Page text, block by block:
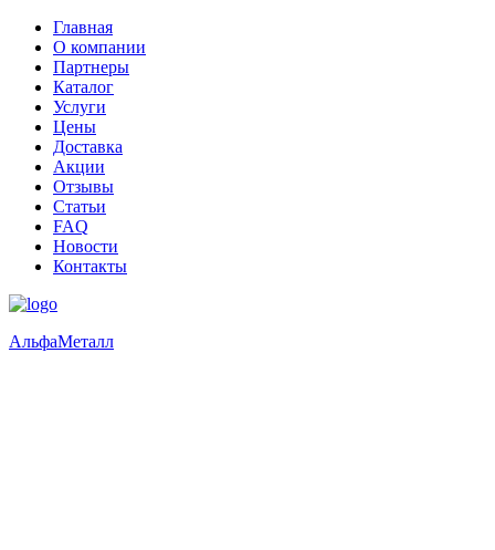
Главная
О компании
Партнеры
Каталог
Услуги
Цены
Доставка
Акции
Отзывы
Статьи
FAQ
Новости
Контакты
АльфаМеталл